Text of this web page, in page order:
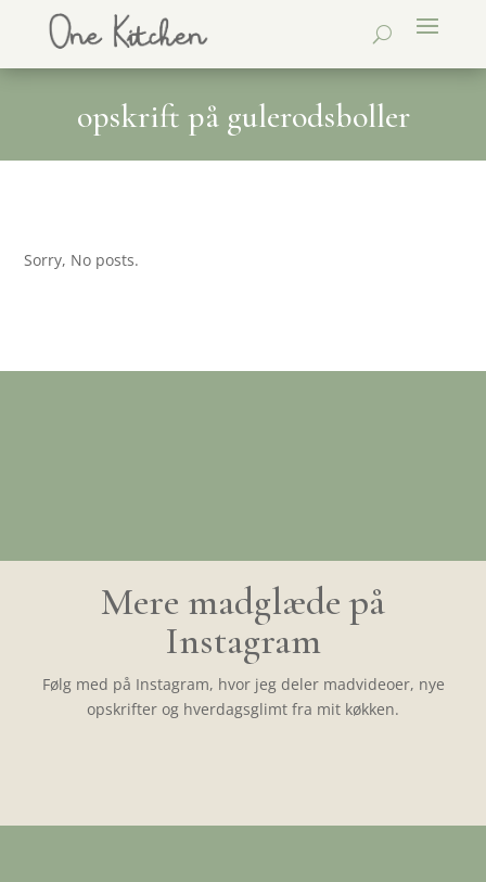
opskrift på gulerodsboller
Sorry, No posts.
Mere madglæde på
Instagram
Følg med på Instagram, hvor jeg deler madvideoer, nye
opskrifter og hverdagsglimt fra mit køkken.